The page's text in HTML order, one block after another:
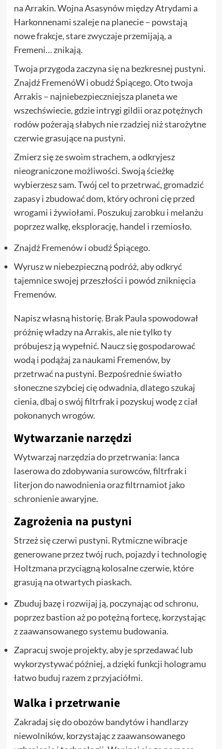
na Arrakin. Wojna Asasynów między Atrydami a
Harkonnenami szaleje na planecie – powstają
nowe frakcje, stare zwyczaje przemijają, a
Fremeni… znikają.
Twoja przygoda zaczyna się na bezkresnej pustyni.
Znajdź FremenóW i obudź Śpiącego. Oto twoja
Arrakis – najniebezpieczniejsza planeta we
wszechświecie, gdzie intrygi gildii oraz potężnych
rodów pożerają słabych nie rzadziej niż starożytne
czerwie grasujące na pustyni.
Zmierz się ze swoim strachem, a odkryjesz
nieograniczone możliwości. Swoją ścieżkę
wybierzesz sam. Twój cel to przetrwać, gromadzić
zapasy i zbudować dom, który ochroni cię przed
wrogami i żywiołami. Poszukuj zarobku i melanżu
poprzez walkę, eksplorację, handel i rzemiosło.
Znajdź Fremenów i obudź Śpiącego.
Wyrusz w niebezpieczną podróż, aby odkryć
tajemnice swojej przeszłości i powód zniknięcia
Fremenów.
Napisz własną historię. Brak Paula spowodował
próżnię władzy na Arrakis, ale nie tylko ty
próbujesz ją wypełnić. Naucz się gospodarować
wodą i podążaj za naukami Fremenów, by
przetrwać na pustyni. Bezpośrednie światło
słoneczne szybciej cię odwadnia, dlatego szukaj
cienia, dbaj o swój filtrfrak i pozyskuj wodę z ciał
pokonanych wrogów.
Wytwarzanie narzędzi
Wytwarzaj narzędzia do przetrwania: lanca
laserowa do zdobywania surowców, filtrfrak i
literjon do nawodnienia oraz filtrnamiot jako
schronienie awaryjne.
Zagrożenia na pustyni
Strzeż się czerwi pustyni. Rytmiczne wibracje
generowane przez twój ruch, pojazdy i technologię
Holtzmana przyciągną kolosalne czerwie, które
grasują na otwartych piaskach.
Zbuduj bazę i rozwijaj ją, poczynając od schronu,
poprzez bastion aż po potężną fortecę, korzystając
z zaawansowanego systemu budowania.
Zapracuj swoje projekty, aby je sprzedawać lub
wykorzystywać później, a dzięki funkcji hologramu
łatwo buduj razem z przyjaciółmi.
Walka i przetrwanie
Zakradaj się do obozów bandytów i handlarzy
niewolników, korzystając z zaawansowanego